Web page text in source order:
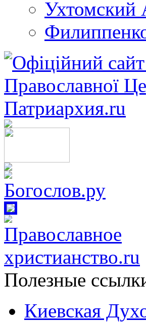
Ухтомский
Полезные
Киевская